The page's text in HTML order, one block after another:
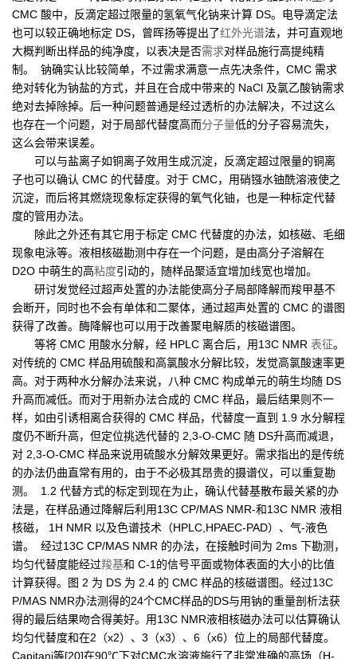
CMC 酸中，反滴定超过限量的氢氧气化钠来计算 DS。电导滴定法
也可以较正确地标定 DS，曾晖扬等提出了红外光谱法，并可直观地
大概判断出样品的纯净度，以表决是否需求对样品施行高提纯精
制。 钠确实认比较简单，不过需求满意一点先决条件，CMC 需求
绝对转化为钠盐的方式，并且在合成中带来的 NaCl 及氯乙酸钠需求
绝对去掉除掉。后一种问题普通是经过透析的办法解决，不过这么
也存在一个问题，对于局部代替度高而分子量低的分子容易流失，
这么会带来误差。
可以与盐离子如铜离子效用生成沉淀，反滴定超过限量的铜离
子也可以确认 CMC 的代替度。对于 CMC，用硝镪水铀酰溶液使之
沉淀，而后将其燃烧现象标定获得的氧气化铀，也是一种标定代替
度的管用办法。
除此之外还有其它用于标定 CMC 代替度的办法，如核磁、毛细
现象电泳等。液相核磁勘测中存在一个问题，是由高分子溶解在
D2O 中萌生的高粘度引动的，随样品聚适宜增加线宽也增加。
研讨发觉经过超声处置的办法能使高分子局部降解而羧甲基不
会断开，同时也不会有单体和二聚体，通过超声处置的 CMC 的谱图
获得了改善。酶降解也可以用于改善聚电解质的核磁谱图。
等将 CMC 用酸水分解，经 HPLC 离合后，用13C NMR 表征。
对传统的 CMC 样品用硫酸和高氯酸水分解比较，发觉高氯酸速率更
高。对于两种水分解办法来说，八种 CMC 构成单元的萌生均随 DS
升高而减低。而对于用新办法合成的 CMC 样品，最后结果则不一
样，如由引诱相离合获得的 CMC 样品，代替度一直到 1.9 水分解程
度仍不断升高，但定位挑选代替的 2,3-O-CMC 随 DS升高而减退，
对 2,3-O-CMC 样品来说用硫酸水分解效果更好。需求指出的是传统
的办法仍曲直常有用的，由于不必极其昂贵的摄谱仪，可以重复勘
测。 1.2 代替方式的标定到现在为止，确认代替基散布最关紧的办
法是，在样品通过降解后利用13C CP/MAS NMR-和13C NMR 液相
核磁， 1H NMR 以及色谱技术（HPLC,HPAEC-PAD）、气-液色
谱。 经过13C CP/MAS NMR 的办法，在接触时间为 2ms 下勘测，
均匀代替度能经过羧基和 C-1的信号平面或物体表面的大小的比值
计算获得。图 2 为 DS 为 2.4 的 CMC 样品的核磁谱图。经过13C
P/MAS NMR办法测得的24个CMC样品的DS与用钠的重量剖析法获
得的最后结果吻合得美好。用13C NMR液相核磁办法可以估算确认
均匀代替度和在2（x2）、3（x3）、6（x6）位上的局部代替度。
Capitani等[20]在90℃下对CMC水溶液施行了非常准确的高场（H-